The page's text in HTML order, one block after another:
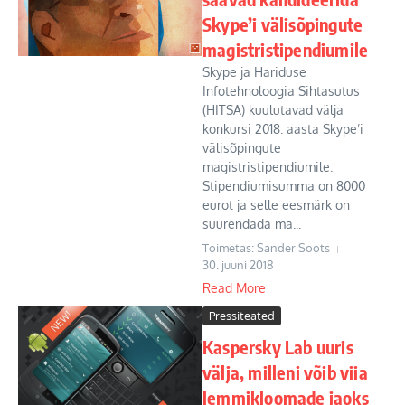
Skype’i välisõpingute
magistristipendiumile
Skype ja Hariduse
Infotehnoloogia Sihtasutus
(HITSA) kuulutavad välja
konkursi 2018. aasta Skype’i
välisõpingute
magistristipendiumile.
Stipendiumisumma on 8000
eurot ja selle eesmärk on
suurendada ma...
Toimetas: Sander Soots
30. juuni 2018
Read More
Pressiteated
Kaspersky Lab uuris
välja, milleni võib viia
lemmikloomade jaoks